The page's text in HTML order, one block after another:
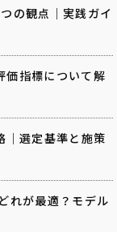
の観点｜実践ガイ
価指標について解
｜選定基準と施策
れが最適？モデル